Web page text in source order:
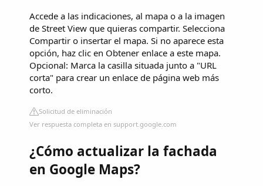
Accede a las indicaciones, al mapa o a la imagen
de Street View que quieras compartir. Selecciona
Compartir o insertar el mapa. Si no aparece esta
opción, haz clic en Obtener enlace a este mapa.
Opcional: Marca la casilla situada junto a "URL
corta" para crear un enlace de página web más
corto.
Solicitud de eliminación
Ver respuesta completa en support.google.com
¿Cómo actualizar la fachada
en Google Maps?